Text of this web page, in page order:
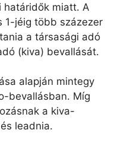
határidők miatt. A
1-jéig több százezer
a társasági adó
(kiva) bevallását.
alapján mintegy
bevallásban. Míg
a kiva-
leadnia.